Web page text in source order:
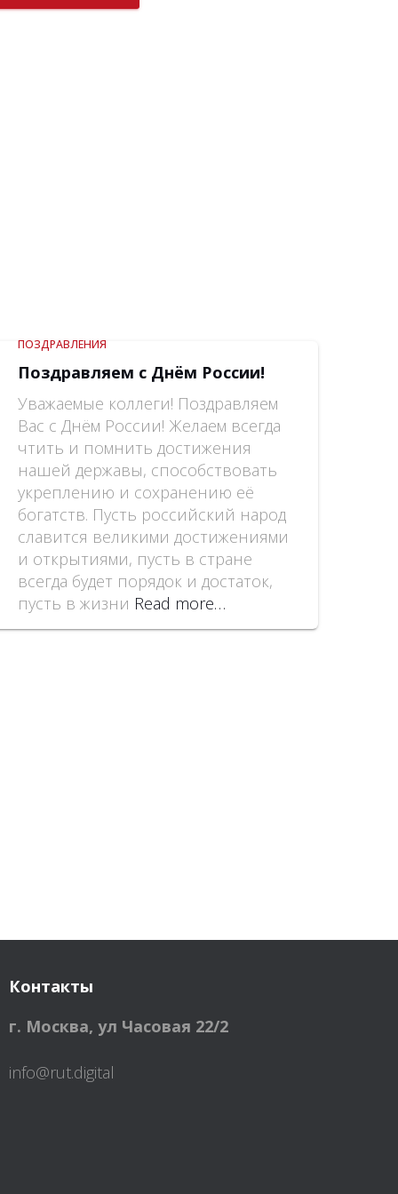
ПОЗДРАВЛЕНИЯ
Поздравляем с Днём России!
Уважаемые коллеги! Поздравляем
Вас с Днём России! Желаем всегда
чтить и помнить достижения
нашей державы, способствовать
укреплению и сохранению её
богатств. Пусть российский народ
славится великими достижениями
и открытиями, пусть в стране
всегда будет порядок и достаток,
пусть в жизни Read more…
Контакты
г. Москва, ул Часовая 22/2
info@rut.digital